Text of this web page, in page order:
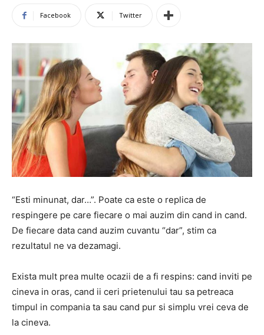
Facebook Twitter
“Esti minunat, dar…”. Poate ca este o replica de
respingere pe care fiecare o mai auzim din cand in cand.
De fiecare data cand auzim cuvantu “dar”, stim ca
rezultatul ne va dezamagi.
Exista mult prea multe ocazii de a fi respins: cand inviti pe
cineva in oras, cand ii ceri prietenului tau sa petreaca
timpul in compania ta sau cand pur si simplu vrei ceva de
la cineva.